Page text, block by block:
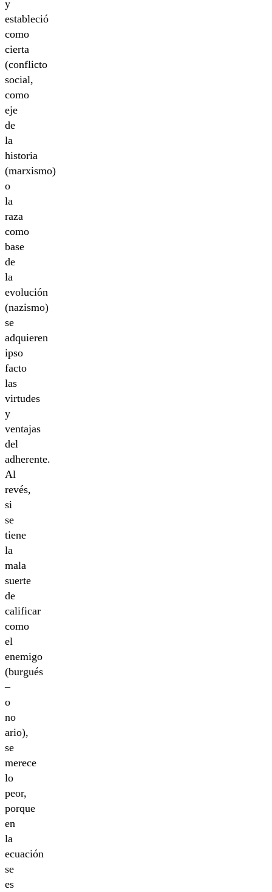
y
estableció
como
cierta
(conflicto
social,
como
eje
de
la
historia
(marxismo)
o
la
raza
como
base
de
la
evolución
(nazismo)
se
adquieren
ipso
facto
las
virtudes
y
ventajas
del
adherente.
Al
revés,
si
se
tiene
la
mala
suerte
de
calificar
como
el
enemigo
(burgués
–
o
no
ario),
se
merece
lo
peor,
porque
en
la
ecuación
se
es